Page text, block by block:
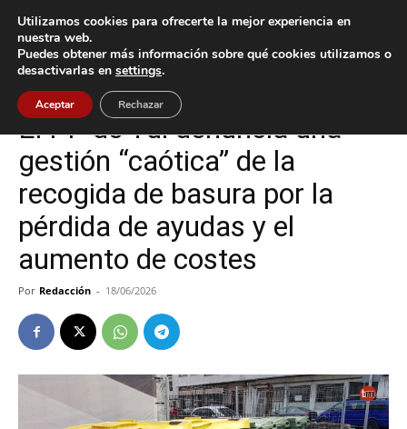
Inicio Tui
Tui
El PP de Tui denuncia una
gestión “caótica” de la
recogida de basura por la
pérdida de ayudas y el
aumento de costes
Por Redacción - 18/06/2026
Utilizamos cookies para ofrecerte la mejor experiencia en
nuestra web.
Puedes obtener más información sobre qué cookies utilizamos o
desactivarlas en settings.
Aceptar Rechazar